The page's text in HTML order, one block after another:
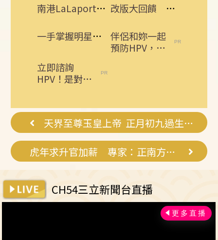
南港LaLaport鷹架倒塌！北市開罰30萬 改版大回饋 熱門3C大獎接力送
一手掌握明星動態 即刻下載娛樂星聞APP
伴侶和妳一起
預防HPV，才
立即諮詢
HPV！是對自
在不嫌晚...
天界至尊玉皇上帝 正月初九過生日
虎年求升官加薪 專家：正南方放1物
CH54三立新聞台直播